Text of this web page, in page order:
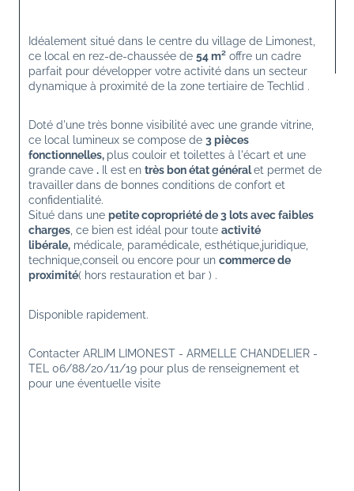
Idéalement situé dans le centre du village de Limonest,
ce local en rez-de-chaussée de 54 m² offre un cadre
parfait pour développer votre activité dans un secteur
dynamique à proximité de la zone tertiaire de Techlid .
Doté d'une très bonne visibilité avec une grande vitrine,
ce local lumineux se compose de 3 pièces
fonctionnelles, plus couloir et toilettes à l'écart et une
grande cave . Il esten très bon état général et permet de
travaillerdans de bonnes conditions de confort et
confidentialité.
Situé dans une petite copropriété de 3 lots avec faibles
charges, ce bien est idéal pour toute activité
libérale, médicale, paramédicale, esthétique,juridique,
technique,conseil ou encore pour un commerce de
proximité( hors restauration et bar ) .
Disponible rapidement.
Contacter ARLIM LIMONEST - ARMELLE CHANDELIER -
TEL 06/88/20/11/19 pour plus de renseignement et
pour une éventuelle visite